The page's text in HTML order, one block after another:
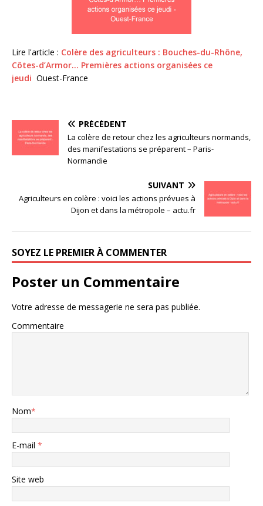
Lire l'article : Colère des agriculteurs : Bouches-du-Rhône,
Côtes-d’Armor… Premières actions organisées ce
jeudi Ouest-France
PRÉCÉDENT
La colère de retour chez les agriculteurs normands,
des manifestations se préparent – Paris-
Normandie
SUIVANT
Agriculteurs en colère : voici les actions prévues à
Dijon et dans la métropole – actu.fr
SOYEZ LE PREMIER À COMMENTER
Poster un Commentaire
Votre adresse de messagerie ne sera pas publiée.
Commentaire
Nom*
E-mail *
Site web